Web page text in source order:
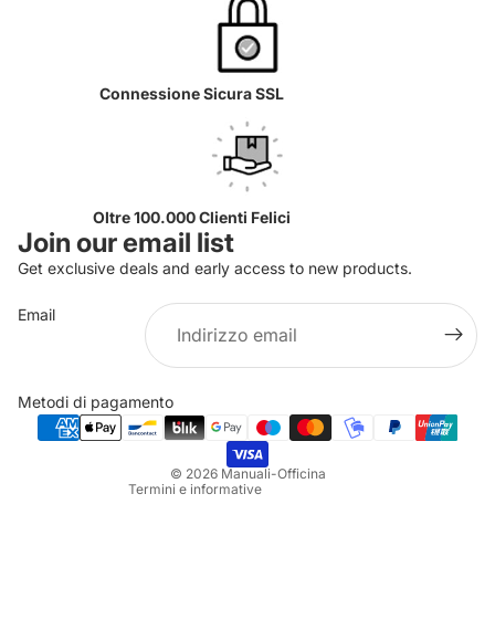
Connessione Sicura SSL
Oltre 100.000 Clienti Felici
Join our email list
Get exclusive deals and early access to new products.
Email
Metodi di pagamento
© 2026 Manuali-Officina
Termini e informative
Informativa sulla privacy
Termini e condizioni del servizio